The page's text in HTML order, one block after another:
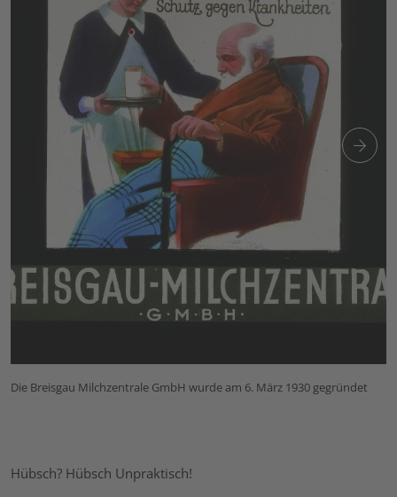
Die Breisgau Milchzentrale GmbH wurde am 6. März 1930 gegründet
Hübsch? Hübsch Unpraktisch!